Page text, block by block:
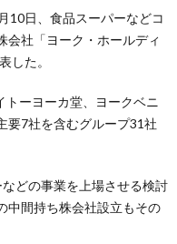
10日、食品スーパーなどコ
会社「ヨーク・ホールディ
した。
ーヨーカ堂、ヨークベニ
要7社を含むグループ31社
どの事業を上場させる検討
中間持ち株会社設立もその